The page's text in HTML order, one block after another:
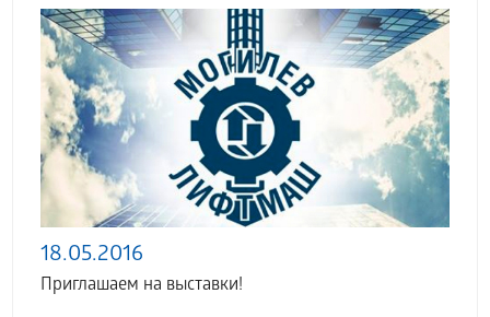
18.05.2016
Приглашаем на выставки!